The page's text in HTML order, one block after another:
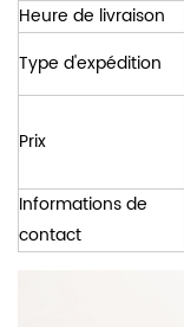
Heure de livraison
Type d'expédition
Prix
Informations de
contact